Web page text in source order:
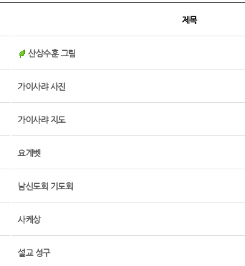
제목
산상수훈 그림
가이사랴 사진
가이사랴 지도
요게벳
남신도회 기도회
사케상
설교 성구